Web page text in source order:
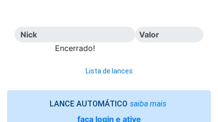
Nick
Valor
Encerrado!
Lista de lances
LANCE AUTOMÁTICO saiba mais
faça login e ative